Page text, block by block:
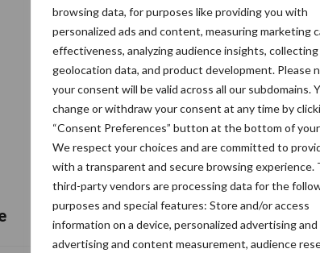
browsing data, for purposes like providing you with
personalized ads and content, measuring marketing
effectiveness, analyzing audience insights,
geolocation data, and product development. Please
your consent will be valid across all our subdomains.
change or withdraw your consent at any time by
“Consent Preferences” button at the bottom of
We respect your choices and are committed to
with a transparent and secure browsing experience.
third-party vendors are processing data for the
purposes and special features: Store and/or access
information on a device, personalized advertising
advertising and content measurement, audience
Van onze partner De Heus
Bemesting 2026: zo haal je meer uit
minder stikstof